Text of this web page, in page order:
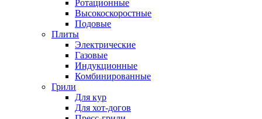
Ротационные
Высокоскоростные
Подовые
Плиты
Электрические
Газовые
Индукционные
Комбинированные
Грили
Для кур
Для хот-догов